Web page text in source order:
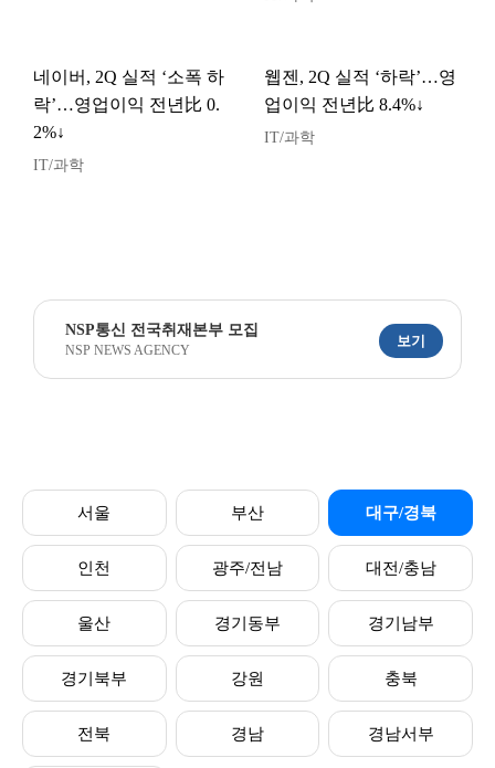
네이버, 2Q 실적 ‘소폭 하
락’…영업이익 전년比 0.
2%↓
IT/과학
웹젠, 2Q 실적 ‘하락’…영
업이익 전년比 8.4%↓
IT/과학
NSP통신 전국취재본부 모집
NSP NEWS AGENCY
보기
서울 부산 대구/경북
인천 광주/전남 대전/충남
울산 경기동부 경기남부
경기북부 강원 충북
전북 경남 경남서부